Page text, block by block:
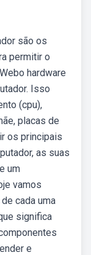
são os
permitir o
hardware
Isso
(cpu),
placas de
os principais
as suas
um
vamos
cada uma
significa
e